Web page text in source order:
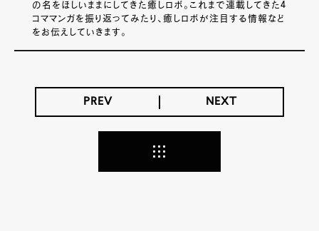
の名をほしいままにしてきた癒しロボ。これまで連載してきた4
コママンガを振り返ってみたり、癒しロボが注目する情報など
をお伝えしていきます。
PREV NEXT